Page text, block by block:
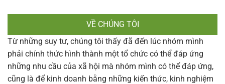
VỀ CHÚNG TÔI
Từ những suy tư, chúng tôi thấy đã đến lúc nhóm mình
phải chính thức hình thành một tổ chức có thể đáp ứng
những nhu cầu của xã hội mà nhóm mình có thể đáp ứng,
cũng là để kinh doanh bằng những kiến thức, kinh nghiệm